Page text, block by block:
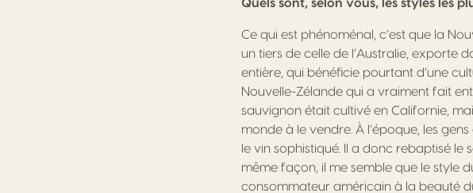
Quels sont, selon vous, les styles les
Ce qui est phénoménal, c’est que la
un tiers de celle de l’Australie, exporte
entière, qui bénéficie pourtant d’une
Nouvelle-Zélande qui a vraiment fait
sauvignon était cultivé en Californie,
monde à le vendre. À l’époque, les
le vin sophistiqué. Il a donc rebaptisé le
même façon, il me semble que le style
consommateur américain à la beauté